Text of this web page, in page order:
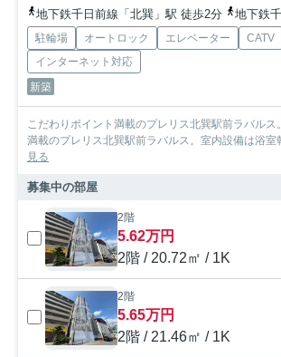
地下鉄千日前線「北巽」駅 徒歩2分
地下鉄千日前
駐輪場 オートロック エレベーター CATV
インターネット対応
新築
こだわりポイント満載のプレリス北巽駅前ラバルス
満載のプレリス北巽駅前ラバルス。室内設備は浴室
見る
募集中の部屋
2階
5.62万円
2階 / 20.72㎡ / 1K
2階
5.65万円
2階 / 21.46㎡ / 1K